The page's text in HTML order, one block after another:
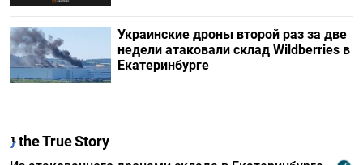
Украинские дроны второй раз за две
недели атаковали склад Wildberries в
Екатеринбурге